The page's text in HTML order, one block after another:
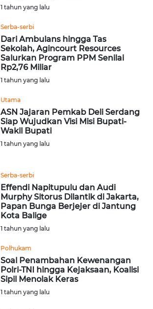
1 tahun yang lalu
Serba-serbi
Dari Ambulans hingga Tas
Sekolah, Agincourt Resources
Salurkan Program PPM Senilai
Rp2,76 Miliar
1 tahun yang lalu
Utama
ASN Jajaran Pemkab Deli Serdang
Siap Wujudkan Visi Misi Bupati-
Wakil Bupati
1 tahun yang lalu
Serba-serbi
Effendi Napitupulu dan Audi
Murphy Sitorus Dilantik di Jakarta,
Papan Bunga Berjejer di Jantung
Kota Balige
1 tahun yang lalu
Polhukam
Soal Penambahan Kewenangan
Polri-TNI hingga Kejaksaan, Koalisi
Sipil Menolak Keras
1 tahun yang lalu